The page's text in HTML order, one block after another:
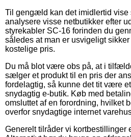
Til gengæld kan det imidlertid vise
analysere visse netbutikker efter
styrekabler SC-16 forinden du
således at man er usvigeligt
kostelige pris.
Du må blot være obs på, at i
sælger et produkt til en pris der
fordelagtig, så kunne det tit være
snydagtig e-butik. Køb med
omsluttet af en forordning, hvilket
overfor snydagtige internet
Generelt tilråder vi kortbestillinger